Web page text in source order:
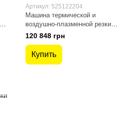
Артикул: 525122204
Машина термической и
воздушно-плазменной резки
SNR-KB-1530
120 848 грн
Купить